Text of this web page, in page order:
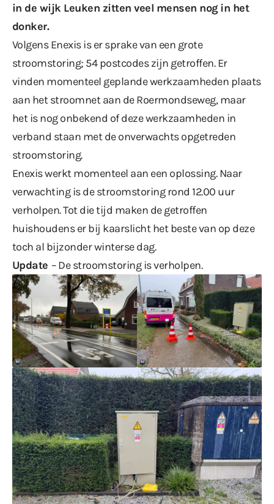
in de wijk Leuken zitten veel mensen nog in het
donker.
VolgensEnexisis er sprake van een grote
stroomstoring; 54 postcodes zijn getroffen. Er
vinden momenteel geplande werkzaamheden plaats
aan het stroomnet aan de Roermondseweg, maar
het is nog onbekend of deze werkzaamheden in
verband staan met de onverwachts opgetreden
stroomstoring.
Enexis werkt momenteel aan een oplossing. Naar
verwachting is de stroomstoring rond 12.00 uur
verholpen. Tot die tijd maken de getroffen
huishoudens er bij kaarslicht het beste van op deze
toch al bijzonder winterse dag.
Update – De stroomstoring is verholpen.